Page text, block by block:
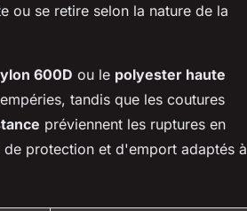
ou se retire selon la nature de la
600D ou le polyester haute
tandis que les coutures
préviennent les ruptures en
protection et d'emport adaptés à